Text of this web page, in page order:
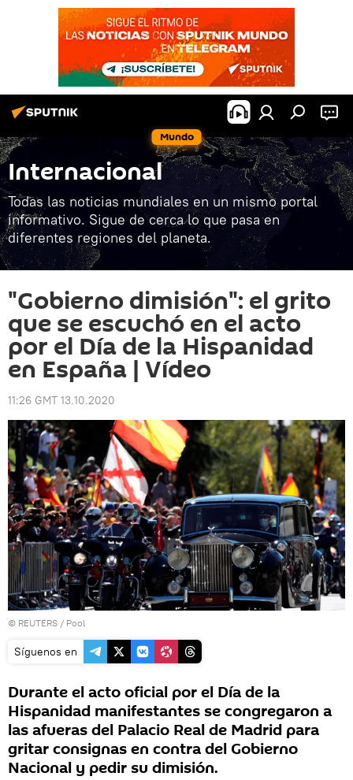
Mundo
Internacional
Todas las noticias mundiales en un mismo portal
informativo. Sigue de cerca lo que pasa en
diferentes regiones del planeta.
"Gobierno dimisión": el grito
que se escuchó en el acto
por el Día de la Hispanidad
en España | Vídeo
11:26 GMT 13.10.2020
© REUTERS / Pool
Síguenos en
Durante el acto oficial por el Día de la
Hispanidad manifestantes se congregaron a
las afueras del Palacio Real de Madrid para
gritar consignas en contra del Gobierno
Nacional y pedir su dimisión.